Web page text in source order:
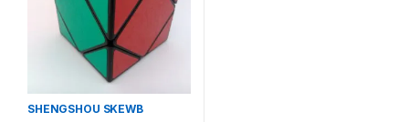
SHENGSHOU SKEWB